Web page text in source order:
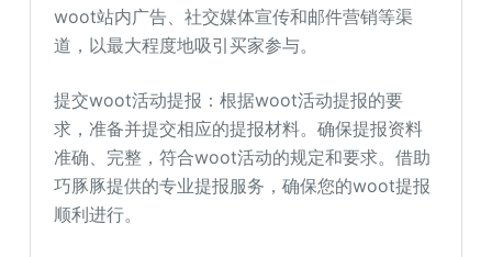
woot站内广告、社交媒体宣传和邮件营销等渠
道，以最大程度地吸引买家参与。
提交woot活动提报：根据woot活动提报的要
求，准备并提交相应的提报材料。确保提报资料
准确、完整，符合woot活动的规定和要求。借助
巧豚豚提供的专业提报服务，确保您的woot提报
顺利进行。